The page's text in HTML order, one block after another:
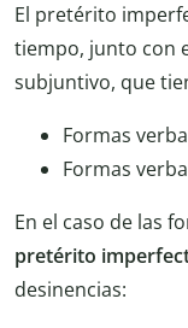
El pretérito
tiempo, junto con
subjuntivo, que
Formas
Formas
En el caso de las
pretérito
desinencias: